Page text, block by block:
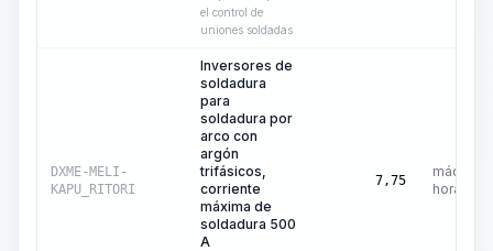
el control de
uniones soldadas
DXME-MELI-
KAPU_RITORI
Inversores de
soldadura
para
soldadura por
arco con
argón
trifásicos,
corriente
máxima de
soldadura 500
A
7,75
máquina-
hora